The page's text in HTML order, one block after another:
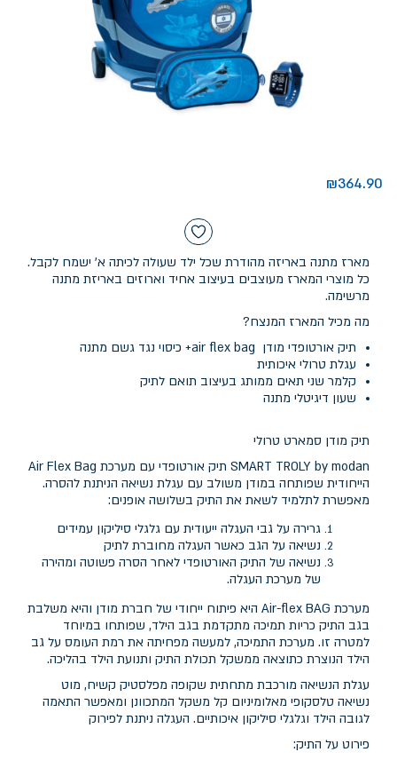
₪364.90
מארז מתנה באריזה מהודרת שכל ילד שעולה לכיתה א' ישמח לקבל.
כל מוצרי המארז מעוצבים בעיצוב אחיד וארוזים באריזת מתנה
מרשימה.
מה מכיל המארז המנצח?
תיק אורטופדי מודן air flex bag+ כיסוי נגד גשם מתנה
עגלת טרולי איכותית
קלמר שני תאים ממותג בעיצוב תואם לתיק
שעון דיגיטלי מתנה
תיק מודן סמארט טרולי
SMART TROLY by modan תיק אורטופדי עם מערכת Air Flex Bag
הייחודית שפותחה במודן משולב עם עגלת נשיאה הניתנת להסרה.
מאפשרת לתלמיד לשאת את התיק בשלושה אופנים:
גרירה על גבי העגלה ייעודית עם גלגלי סיליקון עמידים
נשיאה על הגב כאשר העגלה מחוברת לתיק
נשיאה של התיק האורטופדי לאחר הסרה פשוטה ומהירה
של מערכת העגלה.
מערכת Air-flex BAG היא פיתוח ייחודי של חברת מודן והיא משלבת
בגב התיק כריות תמיכה מתקדמת בגב הילד, שפותחו במיוחד
למטרה זו. מערכת התמיכה, למעשה מפחיתה את רמת העומס על גב
הילד הנוצרת כתוצאה ממשקל תכולת התיק ותנועת הילד בהליכה.
עגלת הנשיאה מורכבת מתחתית שקופה מפלסטיק קשיח, מוט
נשיאה טלסקופי מאלומיניום קל משקל המתכוונן ומאפשר התאמה
לגובה הילד וגלגלי סיליקון איכותיים. העגלה ניתנת לפירוק
פירוט על התיק: